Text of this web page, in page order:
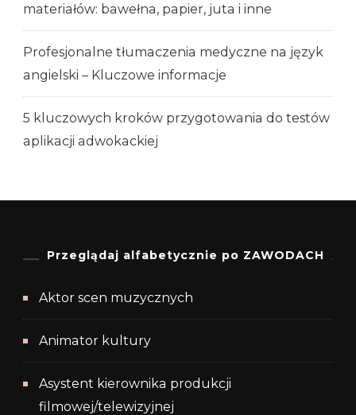
materiałów: bawełna, papier, juta i inne
Profesjonalne tłumaczenia medyczne na język
angielski – Kluczowe informacje
5 kluczowych kroków przygotowania do testów
aplikacji adwokackiej
Przeglądaj alfabetycznie po ZAWODACH
Aktor scen muzycznych
Animator kultury
Asystent kierownika produkcji
filmowej/telewizyjnej